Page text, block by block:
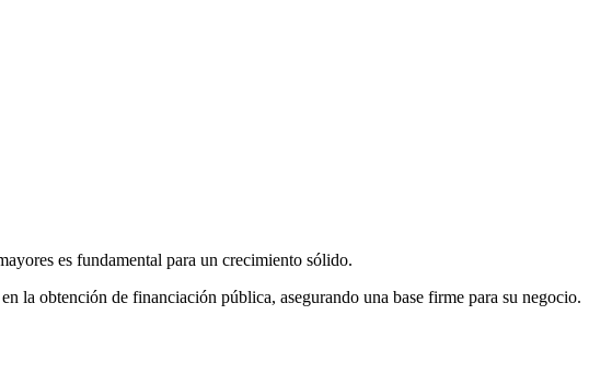
es fundamental para un crecimiento sólido.
la obtención de financiación pública, asegurando una base firme para su negocio.